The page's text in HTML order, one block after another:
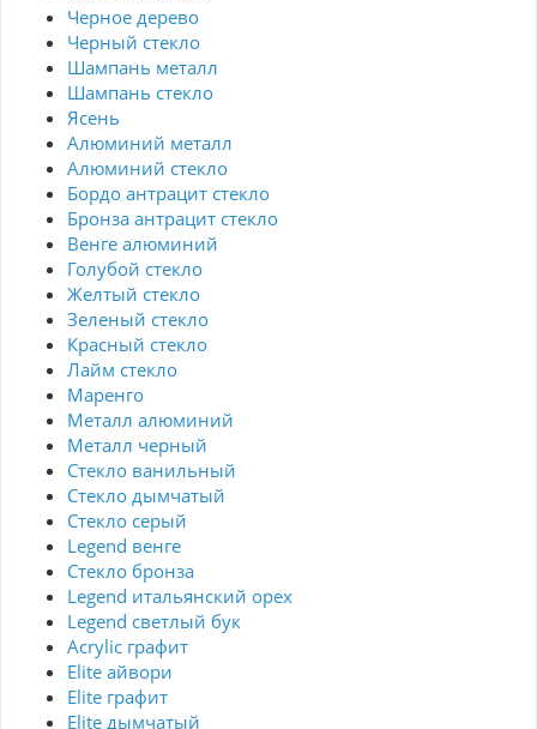
Черное дерево
Черный стекло
Шампань металл
Шампань стекло
Ясень
Алюминий металл
Алюминий стекло
Бордо антрацит стекло
Бронза антрацит стекло
Венге алюминий
Голубой стекло
Желтый стекло
Зеленый стекло
Красный стекло
Лайм стекло
Маренго
Металл алюминий
Металл черный
Стекло ванильный
Стекло дымчатый
Стекло серый
Legend венге
Стекло бронза
Legend итальянский орех
Legend светлый бук
Acrylic графит
Elite айвори
Elite графит
Elite дымчатый